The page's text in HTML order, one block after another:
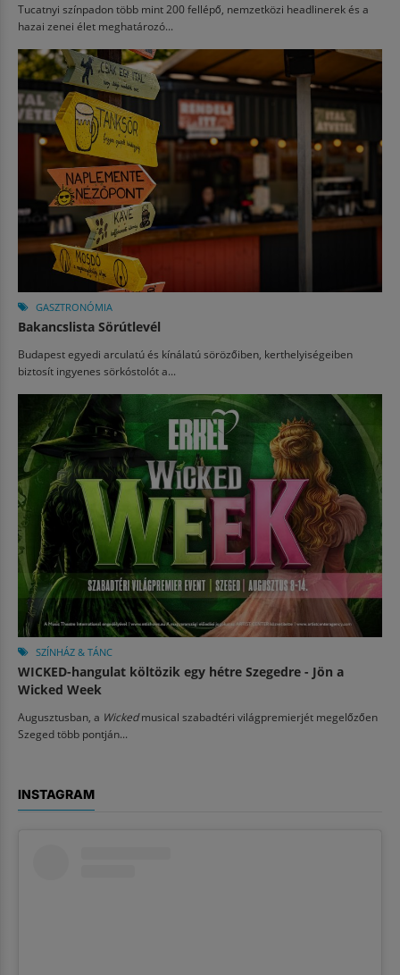
Tucatnyi színpadon több mint 200 fellépő, nemzetközi headlinerek és a
hazai zenei élet meghatározó...
GASZTRONÓMIA
Bakancslista Sörútlevél
Budapest egyedi arculatú és kínálatú sörözőiben, kerthelyiségeiben
biztosít ingyenes sörkóstolót a...
SZÍNHÁZ & TÁNC
WICKED-hangulat költözik egy hétre Szegedre - Jön a
Wicked Week
Augusztusban, a Wickedmusical szabadtéri világpremierjét megelőzően
Szeged több pontján...
INSTAGRAM